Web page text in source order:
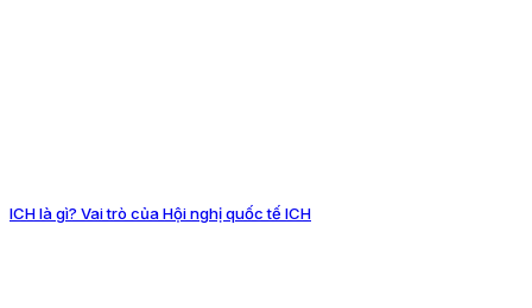
ICH là gì? Vai trò của Hội nghị quốc tế ICH